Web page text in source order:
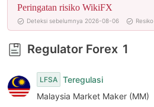
Peringatan risiko WikiFX
Deteksi sebelumnya 2026-08-06 Resiko
Regulator Forex 1
LFSA Teregulasi
Malaysia Market Maker (MM)